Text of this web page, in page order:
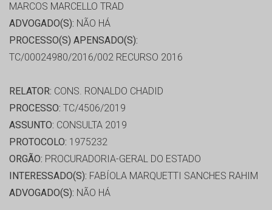
MARCOS MARCELLO TRAD
ADVOGADO(S): NÃO HÁ
PROCESSO(S) APENSADO(S):
TC/00024980/2016/002 RECURSO 2016
RELATOR: CONS. RONALDO CHADID
PROCESSO: TC/4506/2019
ASSUNTO: CONSULTA 2019
PROTOCOLO: 1975232
ORGÃO: PROCURADORIA-GERAL DO ESTADO
INTERESSADO(S): FABÍOLA MARQUETTI SANCHES RAHIM
ADVOGADO(S): NÃO HÁ